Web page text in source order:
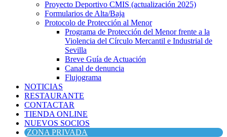
Proyecto Deportivo CMIS (actualización 2025)
Formularios de Alta/Baja
Protocolo de Protección al Menor
Programa de Protección del Menor frente a la
Violencia del Círculo Mercantil e Industrial de
Sevilla
Breve Guía de Actuación
Canal de denuncia
Flujograma
NOTICIAS
RESTAURANTE
CONTACTAR
TIENDA ONLINE
NUEVOS SOCIOS
ZONA PRIVADA